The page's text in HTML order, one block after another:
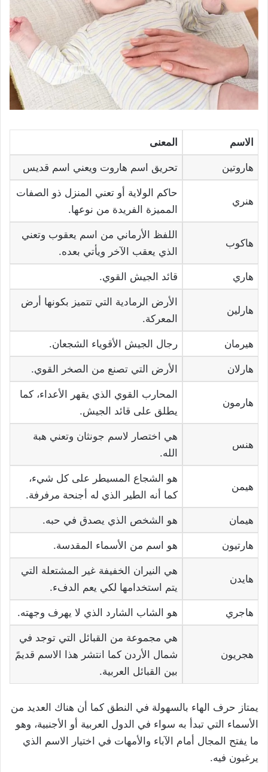
الاسم المعنى
هاروتين تحريق اسم هاروت ويعني اسم قديس
هنري
حاكم الولاية أو تعني المنزل ذو الصفات
المميزة الفريدة من نوعها.
هاكوب
اللفظ الأرماني من اسم يعقوب وتعني
الذي يعقب الآخر ويأتي بعده.
هاري قائد الجيش القوي.
هارلين
الأرض الرمادية التي تتميز بكونها أرض
المعركة.
هيرمان رجال الجيش الأقوياء الشجعان.
هارلان الأرض التي تصنع من الصخر القوي.
هارمون
المحارب القوي الذي يقهر الأعداء، كما
يطلق على قائد الجيش.
هنس
هي اختصار لاسم جونثان وتعني هبة
الله.
هيمن
هو الشجاع المسيطر على كل شيء،
كما أنه الطير الذي له أجنحة مرفرفة.
هيمان هو الشخص الذي يصدق في حبه.
هارتيون هو اسم من الأسماء المقدسة.
هايدن
هي النيران الخفيفة غير المشتعلة التي
يتم استخدامها لكي يعم الدفء.
هاجري هو الشاب الشارد الذي لا يهرف وجهته.
هجريون
هي مجموعة من القبائل التي توجد في
شمال الأردن كما انتشر هذا الاسم قديمً
بين القبائل العربية.
يمتاز حرف الهاء بالسهولة في النطق كما أن هناك العديد من
الأسماء التي تبدأ به سواء في الدول العربية أو الأجنبية، وهو
ما يفتح المجال أمام الآباء والأمهات في اختيار الاسم الذي
يرغبون فيه.